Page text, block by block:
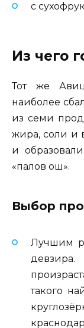
с
Из чего
Тот же
наиболее
из семи
жира, соли и
и
«палов ош».
Выбор
Лучшим
такого